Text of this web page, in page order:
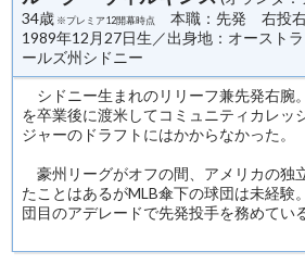
34歳 ※プレミア12開幕時点
本職：先発 右投
1989年12月27日生／出身地：オースト
ールズ州シドニー
シドニー生まれのリリーフ兼先発右腕
を卒業後に渡米してコミュニティカレッ
ジャーのドラフトにはかからなかった。
豪州リーグがオフの間、アメリカの独
たことはあるがMLB傘下の球団は未経験
団目のアデレードで先発投手を務めている